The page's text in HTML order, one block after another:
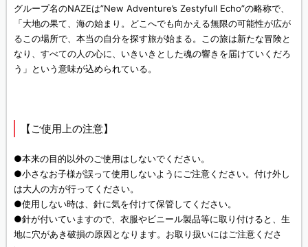
グループ名のNAZEは”New Adventure’s Zestyfull Echo”の略称で、
「大地の果て、海の始まり。どこへでも向かえる無限の可能性が広が
るこの場所で、本当の自分を探す旅が始まる。この旅は新たな冒険と
なり、すべての人の心に、いきいきとした魂の響きを届けていくだろ
う」という意味が込められている。
【ご使用上の注意】
●本来の目的以外のご使用はしないでください。
●小さなお子様が誤って使用しないようにご注意ください。付け外し
は大人の方が行ってください。
●使用しない時は、針に気を付けて保管してください。
●針が付いていますので、衣服やビニール製品等に取り付けると、生
地に穴があき破損の原因となります。お取り扱いにはご注意くださ